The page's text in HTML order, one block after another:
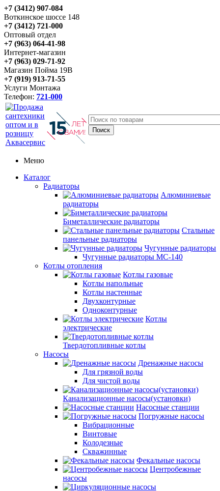
+7 (3412) 907-084
Воткинское шоссе 148
+7 (3412) 721-000
Оптовый отдел
+7 (963) 064-41-98
Интернет-магазин
+7 (963) 029-71-92
Магазин Пойма 19В
+7 (919) 913-71-55
Услуги Монтажа
Телефон: 721-000
Меню
Каталог
Радиаторы
Алюминиевые
радиаторы
Биметаллические радиаторы
Стальные
панельные радиаторы
Чугунные радиаторы
Чугунные радиаторы МС-140
Котлы отопления
Котлы газовые
Котлы напольные
Котлы настенные
Двухконтурные
Одноконтурные
Котлы
электрические
Твердотопливные котлы
Насосы
Дренажные насосы
Для грязной воды
Для чистой воды
Канализационные насосы(установки)
Насосные станции
Погружные насосы
Вибрационные
Винтовые
Колодезные
Скважинные
Фекальные насосы
Центробежные
насосы